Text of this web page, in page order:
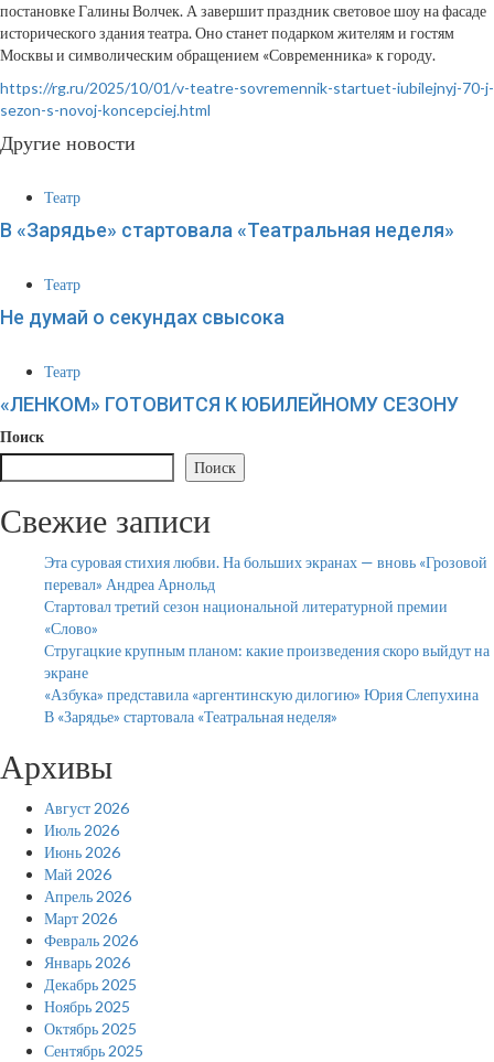
постановке Галины Волчек. А завершит праздник световое шоу на фасаде
исторического здания театра. Оно станет подарком жителям и гостям
Москвы и символическим обращением «Современника» к городу.
https://rg.ru/2025/10/01/v-teatre-sovremennik-startuet-iubilejnyj-70-j-
sezon-s-novoj-koncepciej.html
Другие новости
Театр
В «Зарядье» стартовала «Театральная неделя»
Театр
Не думай о секундах свысока
Театр
«ЛЕНКОМ» ГОТОВИТСЯ К ЮБИЛЕЙНОМУ СЕЗОНУ
Поиск
Поиск
Свежие записи
Эта суровая стихия любви. На больших экранах — вновь «Грозовой
перевал» Андреа Арнольд
Стартовал третий сезон национальной литературной премии
«Слово»
Стругацкие крупным планом: какие произведения скоро выйдут на
экране
«Азбука» представила «аргентинскую дилогию» Юрия Слепухина
В «Зарядье» стартовала «Театральная неделя»
Архивы
Август 2026
Июль 2026
Июнь 2026
Май 2026
Апрель 2026
Март 2026
Февраль 2026
Январь 2026
Декабрь 2025
Ноябрь 2025
Октябрь 2025
Сентябрь 2025